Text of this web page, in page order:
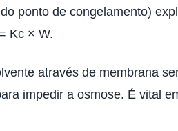
ponto de congelamento)
Kc × W.
através de membrana
impedir a osmose. É vital